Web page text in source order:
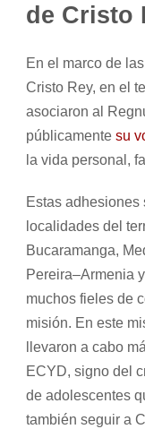
de Cristo
En el marco de
Cristo Rey, en el
asociaron al
públicamente su
la vida personal,
Estas
localidades del
Bucaramanga,
Pereira–Armenia
muchos fieles de
misión. En este
llevaron a cabo
ECYD, signo del
de adolescentes
también seguir a